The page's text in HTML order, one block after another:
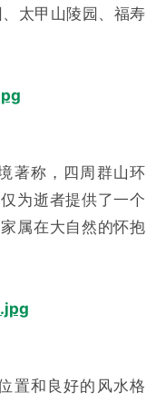
太甲山陵园、福寿
著称，四周群山环
为逝者提供了一个
属在大自然的怀抱
置和良好的风水格